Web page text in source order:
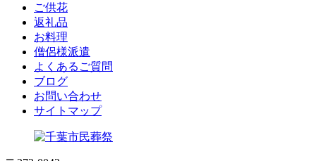
ご供花
返礼品
お料理
僧侶様派遣
よくあるご質問
ブログ
お問い合わせ
サイトマップ